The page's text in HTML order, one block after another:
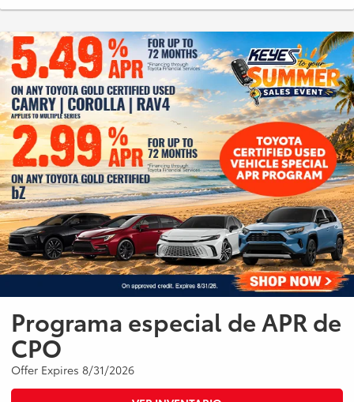
Programa especial de APR de
CPO
Offer Expires 8/31/2026